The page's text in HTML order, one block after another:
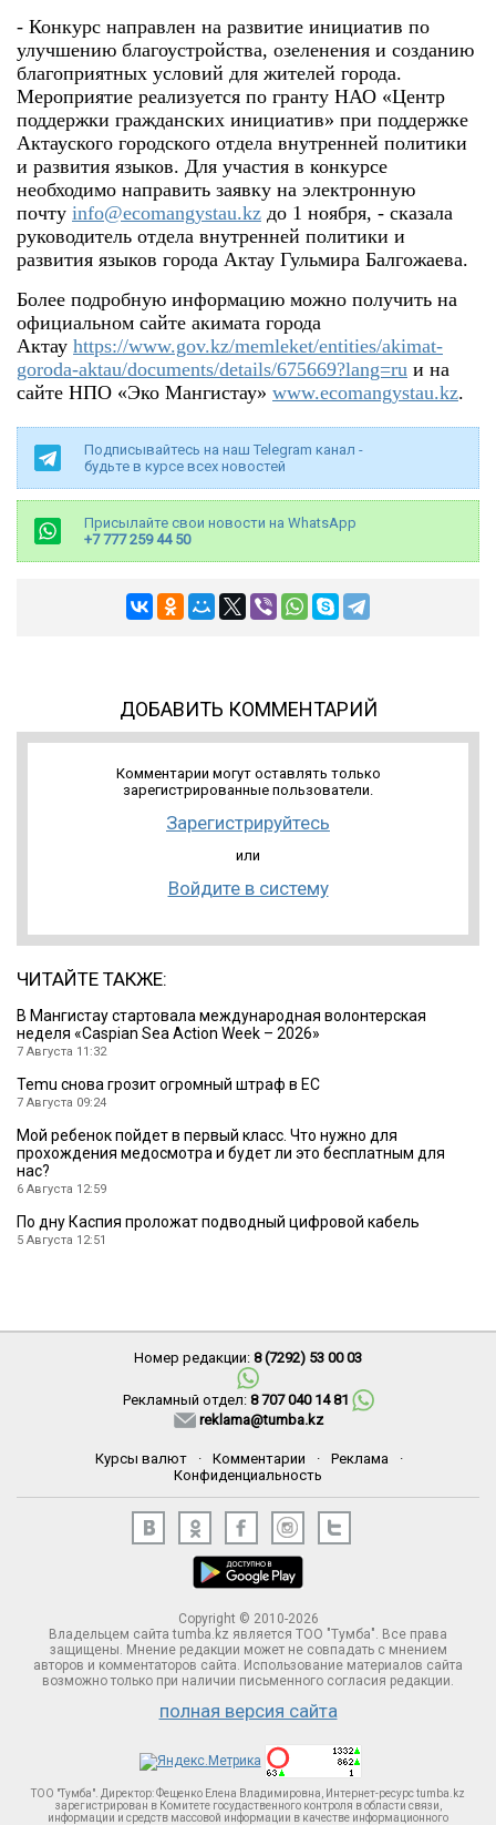
- Конкурс направлен на развитие инициатив по
улучшению благоустройства, озеленения и созданию
благоприятных условий для жителей города.
Мероприятие реализуется по гранту НАО «Центр
поддержки гражданских инициатив» при поддержке
Актауского городского отдела внутренней политики
и развития языков. Для участия в конкурсе
необходимо направить заявку на электронную
почту info@ecomangystau.kz до 1 ноября, - сказала
руководитель отдела внутренней политики и
развития языков города Актау Гульмира Балгожаева.
Более подробную информацию можно получить на
официальном сайте акимата города
Актау https://www.gov.kz/memleket/entities/akimat-
goroda-aktau/documents/details/675669?lang=ru и на
сайте НПО «Эко Мангистау» www.ecomangystau.kz.
Подписывайтесь на наш Telegram канал -
будьте в курсе всех новостей
Присылайте свои новости на WhatsApp
+7 777 259 44 50
ДОБАВИТЬ КОММЕНТАРИЙ
Комментарии могут оставлять только
зарегистрированные пользователи.
Зарегистрируйтесь
или
Войдите в систему
ЧИТАЙТЕ ТАКЖЕ:
B Мангистау стартовала международная волонтерская
неделя «Caspian Sea Action Week – 2026»
7 Августа 11:32
Temu снова грозит огромный штраф в ЕС
7 Августа 09:24
Мой ребенок пойдет в первый класс. Что нужно для
прохождения медосмотра и будет ли это бесплатным для
нас?
6 Августа 12:59
По дну Каспия проложат подводный цифровой кабель
5 Августа 12:51
Номер редакции: 8 (7292) 53 00 03
Рекламный отдел: 8 707 040 14 81
reklama@tumba.kz
Курсы валют · Комментарии · Реклама
·
Конфиденциальность
Copyright © 2010-2026
Владельцем сайта tumba.kz является ТОО "Тумба". Все права
защищены. Мнение редакции может не совпадать с мнением
авторов и комментаторов сайта. Использование материалов сайта
возможно только при наличии письменного согласия редакции.
полная версия сайта
ТОО "Тумба". Директор: Фещенко Елена Владимировна, Интернет-ресурс tumba.kz
зарегистрирован в Комитете госудаственного контроля в области связи,
информации и средств массовой информации в качестве информационного